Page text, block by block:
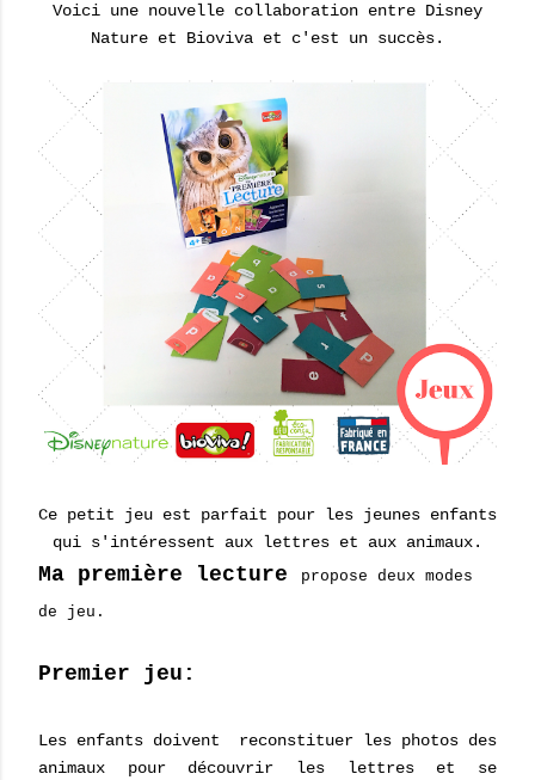
Voici une nouvelle collaboration entre Disney
Nature et Bioviva et c'est un succès.
Ce petit jeu est parfait pour les jeunes enfants
qui s'intéressent aux lettres et aux animaux.
Ma première lecture
propose deux modes
de jeu.
Premier jeu:
Les enfants doivent reconstituer les photos des
animaux pour découvrir les lettres et se